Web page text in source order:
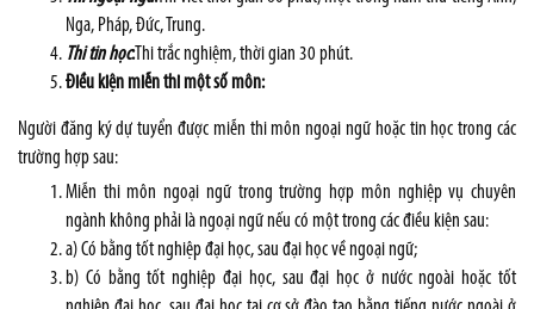
Nga, Pháp, Đức, Trung.
Thi tin học:Thi trắc nghiệm, thời gian 30 phút.
Điều kiện miễn thi một số môn:
Người đăng ký dự tuyển được miễn thi môn ngoại ngữ hoặc tin học trong các
trường hợp sau:
Miễn thi môn ngoại ngữ trong trường hợp môn nghiệp vụ chuyên
ngành không phải là ngoại ngữ nếu có một trong các điều kiện sau:
a) Có bằng tốt nghiệp đại học, sau đại học về ngoại ngữ;
b) Có bằng tốt nghiệp đại học, sau đại học ở nước ngoài hoặc tốt